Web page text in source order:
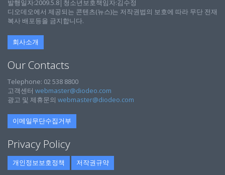
발행일자:2009.5.8│청소년보호책임자:김수정
디오데오에서 제공되는 콘텐츠(뉴스)는 저작권법의 보호에 따라 무단 전재
복사 배포등을 금지합니다.
회사소개
Our Contacts
Telephone: 02 538 8800
고객센터 webmaster@diodeo.com
광고 및 제휴문의 webmaster@diodeo.com
이메일무단수집거부
Privacy Policy
개인정보보호정책 저작권규약